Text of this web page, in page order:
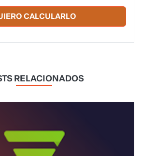
CALCULARLO
RELACIONADOS